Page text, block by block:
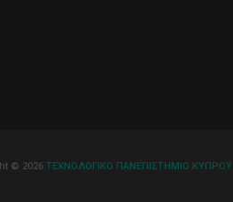
© 2026 ΤΕΧΝΟΛΟΓΙΚΟ ΠΑΝΕΠΙΣΤΗΜΙΟ ΚΥΠΡΟΥ